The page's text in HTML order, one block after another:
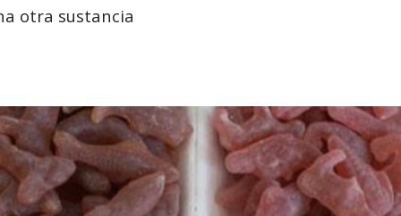
otra sustancia